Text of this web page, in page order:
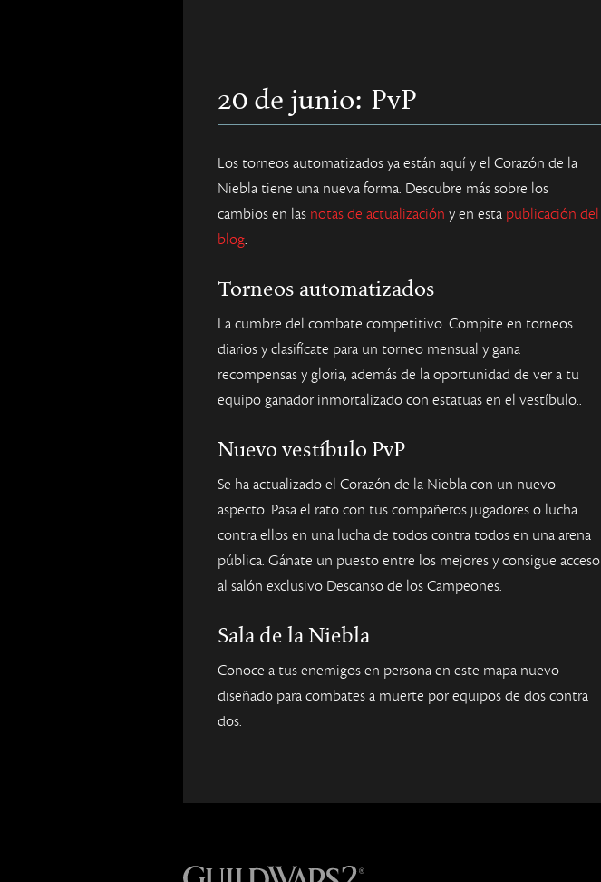
20 de junio: PvP
Los torneos automatizados ya están aquí y el Corazón de la
Niebla tiene una nueva forma. Descubre más sobre los
cambios en las notas de actualización y en esta publicación del
blog.
Torneos automatizados
La cumbre del combate competitivo. Compite en torneos
diarios y clasifícate para un torneo mensual y gana
recompensas y gloria, además de la oportunidad de ver a tu
equipo ganador inmortalizado con estatuas en el vestíbulo..
Nuevo vestíbulo PvP
Se ha actualizado el Corazón de la Niebla con un nuevo
aspecto. Pasa el rato con tus compañeros jugadores o lucha
contra ellos en una lucha de todos contra todos en una arena
pública. Gánate un puesto entre los mejores y consigue acceso
al salón exclusivo Descanso de los Campeones.
Sala de la Niebla
Conoce a tus enemigos en persona en este mapa nuevo
diseñado para combates a muerte por equipos de dos contra
dos.